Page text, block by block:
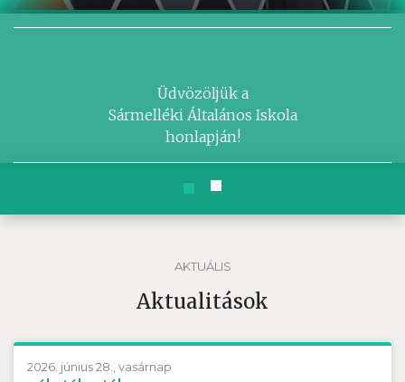
Üdvözöljük a
Sármelléki Általános Iskola
honlapján!
AKTUÁLIS
Aktualitások
2026. június 28., vasárnap